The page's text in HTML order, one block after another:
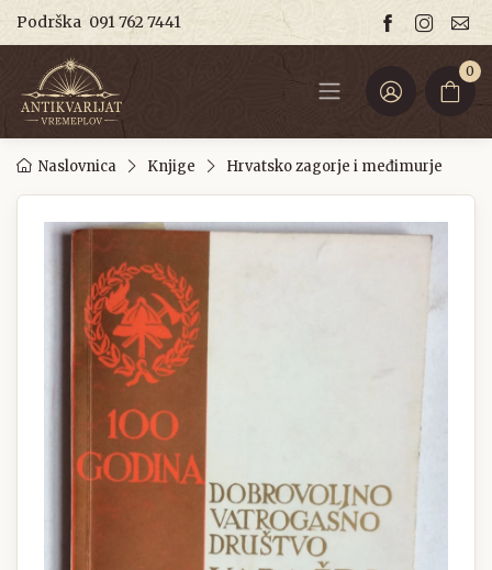
Podrška 091 762 7441
0
Naslovnica Knjige Hrvatsko zagorje i međimurje